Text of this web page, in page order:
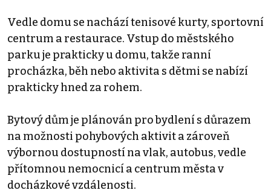
Vedle domu se nachází tenisové kurty, sportovní
centrum a restaurace. Vstup do městského
parku je prakticky u domu, takže ranní
procházka, běh nebo aktivita s dětmi se nabízí
prakticky hned za rohem.
Bytový dům je plánován pro bydlení s důrazem
na možnosti pohybových aktivit a zároveň
výbornou dostupností na vlak, autobus, vedle
přítomnou nemocnicí a centrum města v
docházkové vzdálenosti.